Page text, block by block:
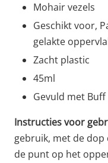
Mohair vezels
Geschikt voor,
gelakte
Zacht plastic
45ml
Gevuld met
Instructies voor
gebruik, met de
de punt op het